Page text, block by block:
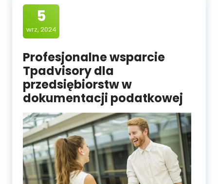
5
wrz, 2024
Profesjonalne wsparcie
Tpadvisory dla
przedsiębiorstw w
dokumentacji podatkowej